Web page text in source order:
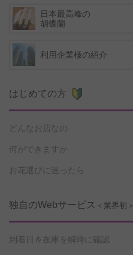
日本最高峰の
胡蝶蘭
利用企業様の紹介
はじめての方
どんなお店なの
何ができますか
お花選びに迷ったら
独自のWebサービス ＜業界初＞
到着日＆在庫を瞬時に確認